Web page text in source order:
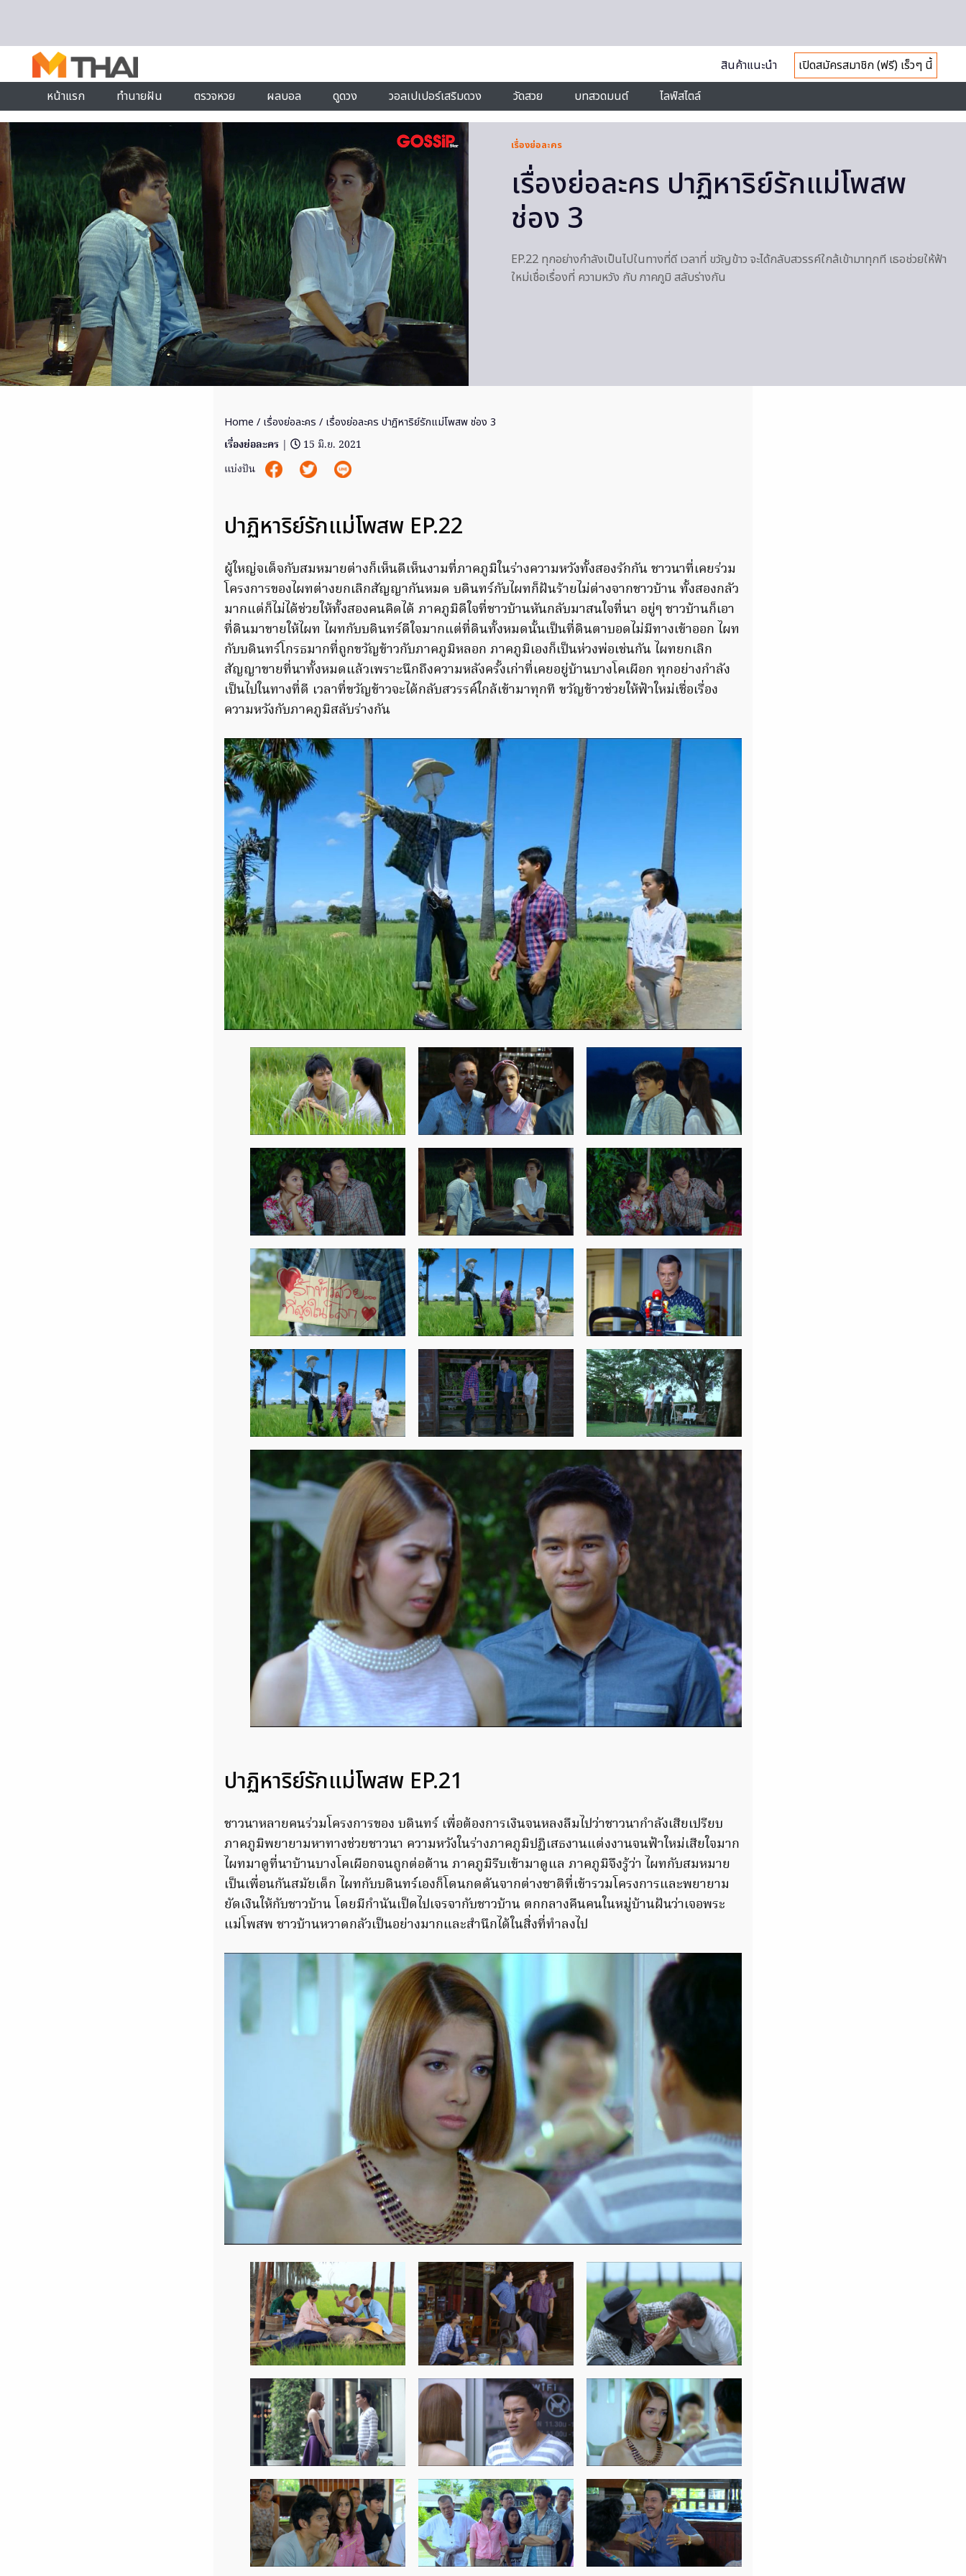
สินค้าแนะนำ
เปิดสมัครสมาชิก (ฟรี) เร็วๆ นี้
หน้าแรก
ทำนายฝัน ตรวจหวย ผลบอล ดูดวง วอลเปเปอร์เสริมดวง วัดสวย บทสวดมนต์ ไลฟ์สไตล์
เรื่องย่อละคร
เรื่องย่อละคร ปาฏิหาริย์รักแม่โพสพ
ช่อง 3
EP.22 ทุกอย่างกำลังเป็นไปในทางที่ดี เวลาที่ ขวัญข้าว จะได้กลับสวรรค์ใกล้เข้ามาทุกที เธอช่วยให้ฟ้า
ใหม่เชื่อเรื่องที่ ความหวัง กับ ภาคภูมิ สลับร่างกัน
Home / เรื่องย่อละคร / เรื่องย่อละคร ปาฏิหาริย์รักแม่โพสพ ช่อง 3
เรื่องย่อละคร |
15 มิ.ย. 2021
แบ่งปัน
ปาฏิหาริย์รักแม่โพสพ EP.22
ผู้ใหญ่จเด็จกับสมหมายต่างก็เห็นดีเห็นงามที่ภาคภูมิในร่างความหวังทั้งสองรักกัน ชาวนาที่เคยร่วม
โครงการของไผทต่างยกเลิกสัญญากันหมด บดินทร์กับไผทก็ฝันร้ายไม่ต่างจากชาวบ้าน ทั้งสองกลัว
มากแต่ก็ไม่ได้ช่วยให้ทั้งสองคนคิดได้ ภาคภูมิดีใจที่ชาวบ้านหันกลับมาสนใจที่นา อยู่ๆ ชาวบ้านก็เอา
ที่ดินมาขายให้ไผท ไผทกับบดินทร์ดีใจมากแต่ที่ดินทั้งหมดนั้นเป็นที่ดินตาบอดไม่มีทางเข้าออก ไผท
กับบดินทร์โกรธมากที่ถูกขวัญข้าวกับภาคภูมิหลอก ภาคภูมิเองก็เป็นห่วงพ่อเช่นกัน ไผทยกเลิก
สัญญาขายที่นาทั้งหมดแล้วเพราะนึกถึงความหลังครั้งเก่าที่เคยอยู่บ้านบางโคเผือก ทุกอย่างกำลัง
เป็นไปในทางที่ดี เวลาที่ขวัญข้าวจะได้กลับสวรรค์ใกล้เข้ามาทุกที ขวัญข้าวช่วยให้ฟ้าใหม่เชื่อเรื่อง
ความหวังกับภาคภูมิสลับร่างกัน
ปาฏิหาริย์รักแม่โพสพ EP.21
ชาวนาหลายคนร่วมโครงการของ บดินทร์ เพื่อต้องการเงินจนหลงลืมไปว่าชาวนากำลังเสียเปรียบ
ภาคภูมิพยายามหาทางช่วยชาวนา ความหวังในร่างภาคภูมิปฏิเสธงานแต่งงานจนฟ้าใหม่เสียใจมาก
ไผทมาดูที่นาบ้านบางโคเผือกจนถูกต่อต้าน ภาคภูมิรีบเข้ามาดูแล ภาคภูมิจึงรู้ว่า ไผทกับสมหมาย
เป็นเพื่อนกันสมัยเด็ก ไผทกับบดินทร์เองก็โดนกดดันจากต่างชาติที่เข้ารวมโครงการและพยายาม
ยัดเงินให้กับชาวบ้าน โดยมีกำนันเป็ดไปเจรจากับชาวบ้าน ตกกลางคืนคนในหมู่บ้านฝันว่าเจอพระ
แม่โพสพ ชาวบ้านหวาดกลัวเป็นอย่างมากและสำนึกได้ในสิ่งที่ทำลงไป